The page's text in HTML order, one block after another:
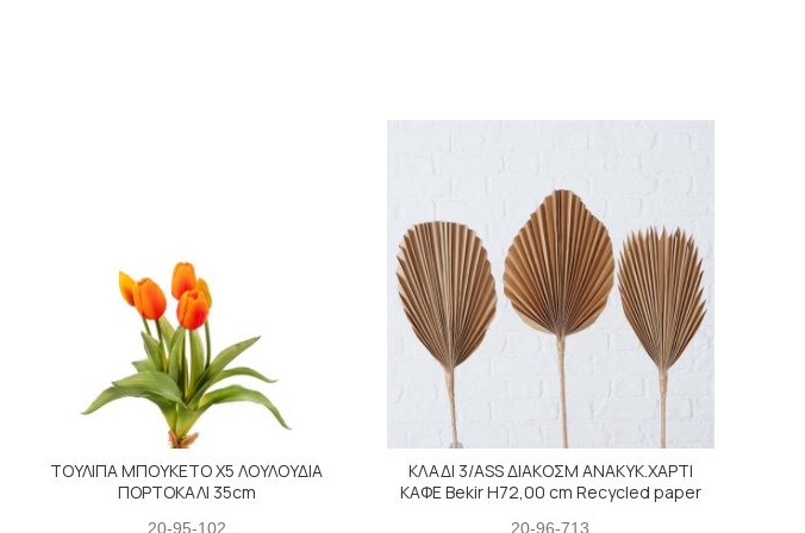
ΤΟΥΛΙΠΑ ΜΠΟΥΚΕΤΟ Χ5 ΛΟΥΛΟΥΔΙΑ
ΠΟΡΤΟΚΑΛΙ 35cm
20-95-102
ΚΛΑΔΙ 3/ASS ΔΙΑΚΟΣΜ ΑΝΑΚΥΚ.ΧΑΡΤΙ
ΚΑΦΕ Bekir H72,00 cm Recycled paper
20-96-713